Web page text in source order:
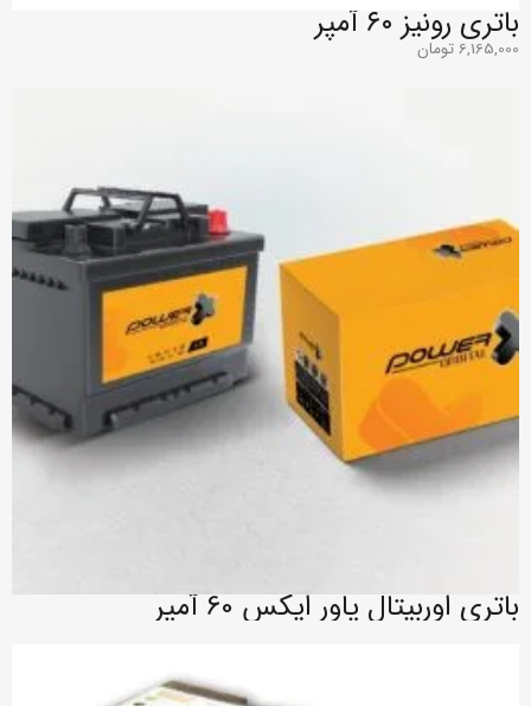
باتری رونیز ۶۰ آمپر
6,165,000تومان
باتری اوربیتال پاور ایکس 60 آمپر